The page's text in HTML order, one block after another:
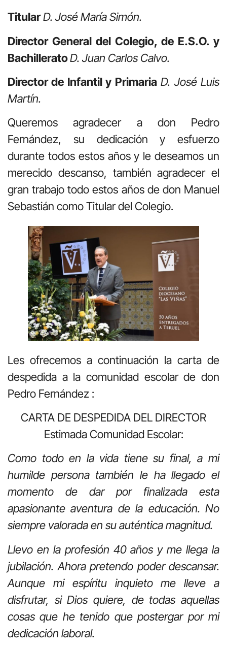
TitularD. José María Simón.
Director General del Colegio, de E.S.O. y
BachilleratoD. Juan Carlos Calvo.
Director de Infantil y Primaria D. José Luis
Martín.
Queremos agradecer a don Pedro
Fernández, su dedicación y esfuerzo
durante todos estos años y le deseamos un
merecido descanso, también agradecer el
gran trabajo todo estos años de don Manuel
Sebastián como Titular del Colegio.
Les ofrecemos a continuación la carta de
despedida a la comunidad escolar de don
Pedro Fernández :
CARTA DE DESPEDIDA DEL DIRECTOR
Estimada Comunidad Escolar:
Como todo en la vida tiene su final, a mi
humilde persona también le ha llegado el
momento de dar por finalizada esta
apasionante aventura de la educación. No
siempre valorada en su auténtica magnitud.
Llevo en la profesión 40 años y me llega la
jubilación. Ahora pretendo poder descansar.
Aunque mi espíritu inquieto me lleve a
disfrutar, si Dios quiere, de todas aquellas
cosas que he tenido que postergar por mi
dedicación laboral.